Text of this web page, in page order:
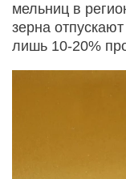
мельниц в
зерна
лишь 10-20%